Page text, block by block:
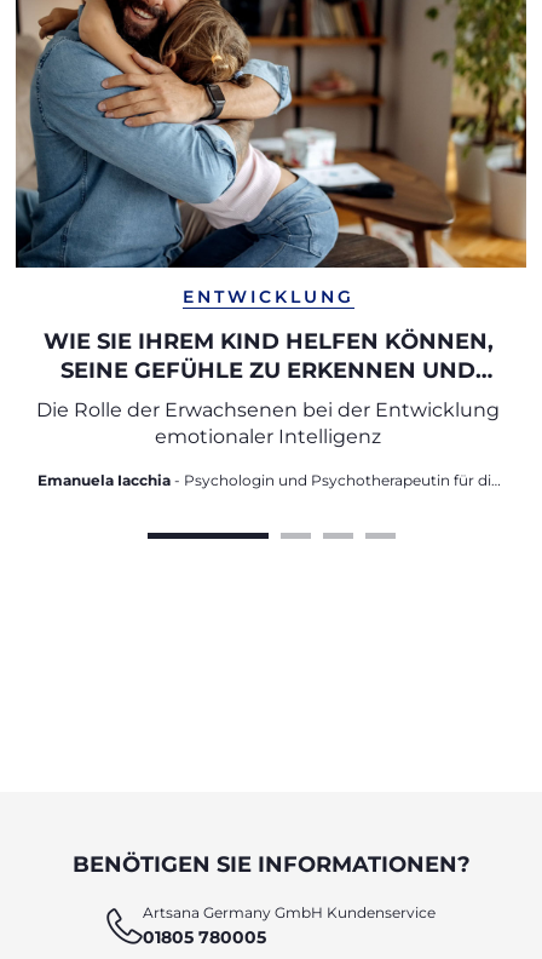
ENTWICKLUNG
WIE SIE IHREM KIND HELFEN KÖNNEN,
SEINE GEFÜHLE ZU ERKENNEN UND
AUSZUDRÜCKEN
Die Rolle der Erwachsenen bei der Entwicklung
emotionaler Intelligenz
Emanuela Iacchia- Psychologin und Psychotherapeutin für die
BENÖTIGEN SIE INFORMATIONEN?
Artsana Germany GmbH Kundenservice
01805 780005